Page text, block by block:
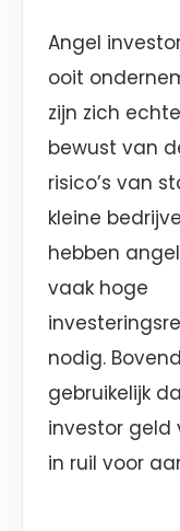
Angel
ooit
zijn zich
bewust van
risico’s van
kleine
hebben
vaak hoge
nodig.
gebruikelijk
investor geld
in ruil voor